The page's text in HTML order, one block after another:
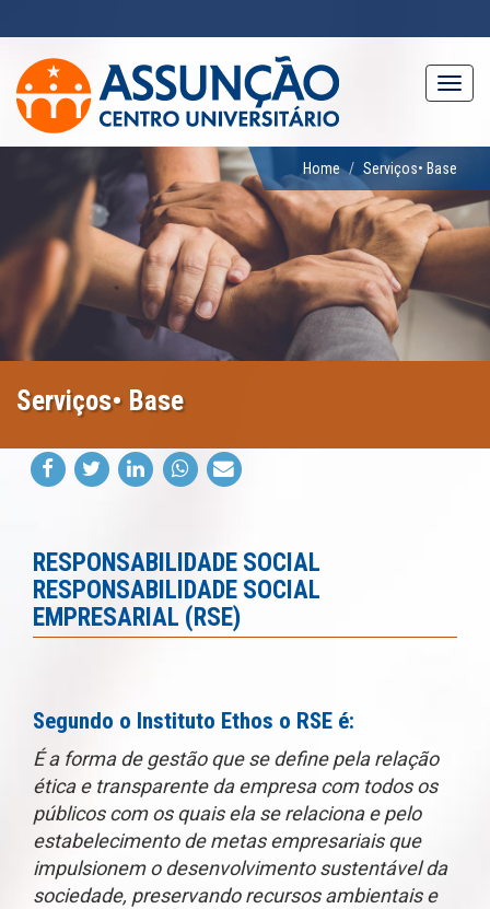
conteúdo
principal
Home Serviços• Base
Serviços• Base
RESPONSABILIDADE SOCIAL
RESPONSABILIDADE SOCIAL
EMPRESARIAL (RSE)
Segundo o Instituto Ethos o RSE é:
É a forma de gestão que se define pela relação
ética e transparente da empresa com todos os
públicos com os quais ela se relaciona e pelo
estabelecimento de metas empresariais que
impulsionem o desenvolvimento sustentável da
sociedade, preservando recursos ambientais e